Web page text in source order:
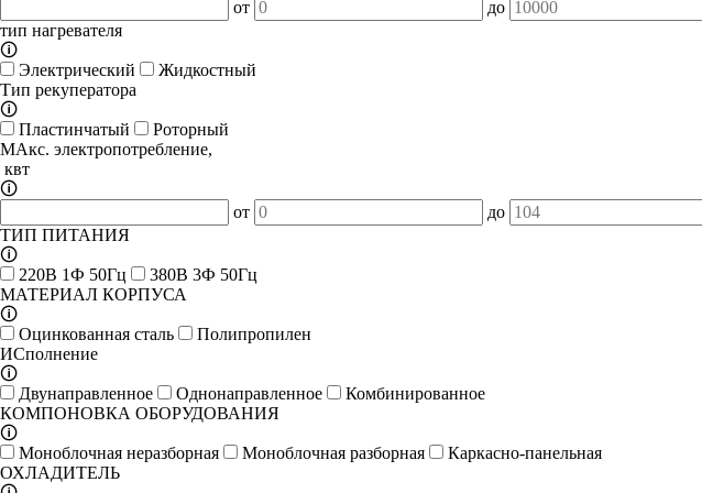
от
до
тип нагревателя
🛈
Электрический
Жидкостный
Тип рекуператора
🛈
Пластинчатый
Роторный
МАкс. электропотребление,
квт
🛈
от
до
ТИП ПИТАНИЯ
🛈
220В 1Ф 50Гц
380В 3Ф 50Гц
МАТЕРИАЛ КОРПУСА
🛈
Оцинкованная сталь
Полипропилен
ИСполнение
🛈
Двунаправленное
Однонаправленное
Комбинированное
КОМПОНОВКА ОБОРУДОВАНИЯ
🛈
Моноблочная неразборная
Моноблочная разборная
Каркасно-панельная
ОХЛАДИТЕЛЬ